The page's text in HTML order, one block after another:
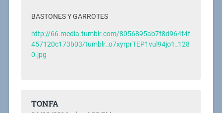
BASTONES Y GARROTES
http://66.media.tumblr.com/8056895ab7f8d964f4f
457120c173b03/tumblr_o7xyrprTEP1vul94jo1_128
0.jpg
TONFA